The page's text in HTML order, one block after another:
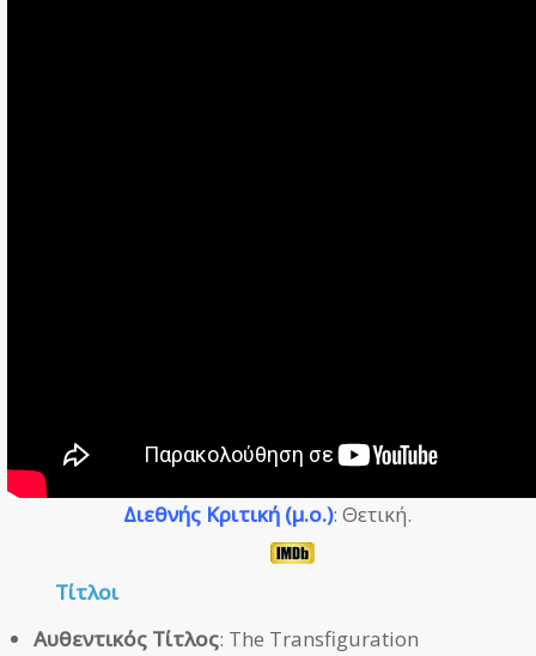
Διεθνής Κριτική (μ.ο.): Θετική.
Τίτλοι
Αυθεντικός Τίτλος: The Transfiguration